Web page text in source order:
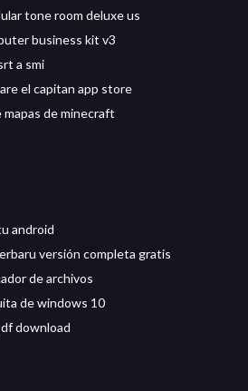
tone room deluxe us
business kit v3
a smi
el capitan app store
de minecraft
android
versión completa gratis
de archivos
de windows 10
download